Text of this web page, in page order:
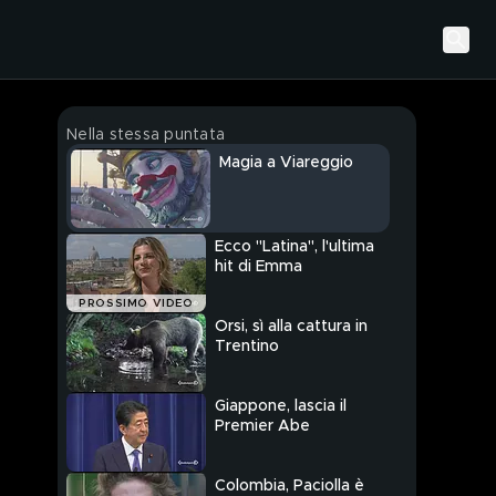
Nella stessa puntata
Magia a Viareggio
PROSSIMO VIDEO
Ecco "Latina", l'ultima
hit di Emma
Orsi, sì alla cattura in
Trentino
Giappone, lascia il
Premier Abe
Colombia, Paciolla è